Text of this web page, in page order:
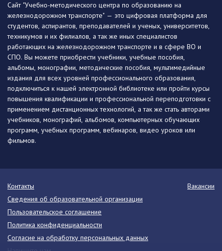
Сайт "Учебно-методического центра по образованию на
железнодорожном транспорте" — это цифровая платформа для
студентов, аспирантов, преподавателей и ученых, университетов,
техникумов и их филиалов, а так же иных специалистов
работающих на железнодорожном транспорте и в сфере ВО и
СПО. Вы можете приобрести учебники, учебные пособия,
альбомы, монографии, методические пособия, мультимедийные
издания для всех уровней профессионального образования,
подключиться к нашей электронной библиотеке или пройти курсы
повышения квалификации и профессиональной переподготовки с
применением дистанционных технологий, а так же стать авторами
учебников, монографий, альбомов, компьютерных обучающих
программ, учебных программ, вебинаров, видео уроков или
фильмов.
Контакты
Вакансии
Сведения об образовательной организации
Пользовательское соглашение
Политика конфиденциальности
Согласие на обработку персональных данных